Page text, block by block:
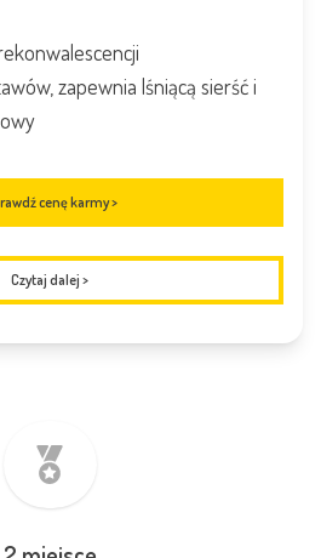
zapewnia lśniącą sierść i
cenę karmy >
Czytaj dalej >